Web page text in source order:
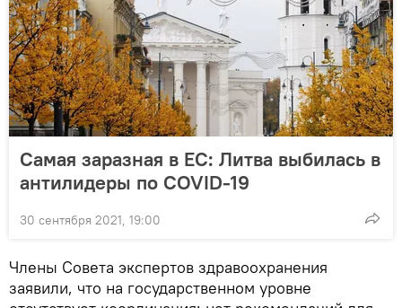
Самая заразная в ЕС: Литва выбилась в
антилидеры по COVID-19
30 сентября 2021, 19:00
Члены Совета экспертов здравоохранения
заявили, что на государственном уровне